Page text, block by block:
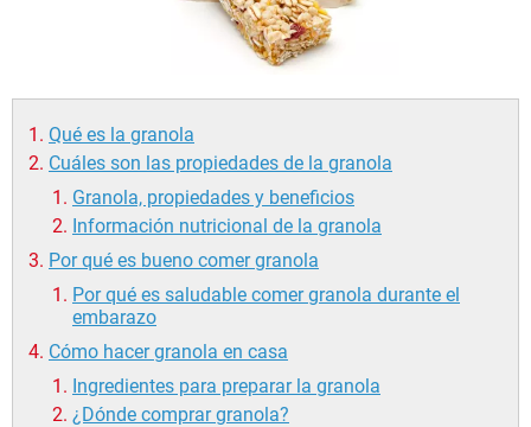
Qué es la granola
Cuáles son las propiedades de la granola
Granola, propiedades y beneficios
Información nutricional de la granola
Por qué es bueno comer granola
Por qué es saludable comer granola durante el
embarazo
Cómo hacer granola en casa
Ingredientes para preparar la granola
¿Dónde comprar granola?